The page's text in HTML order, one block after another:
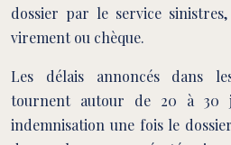
dossier par le service
virement ou chèque.
Les délais annoncés dans
tournent autour de 20 à 30
indemnisation une fois le